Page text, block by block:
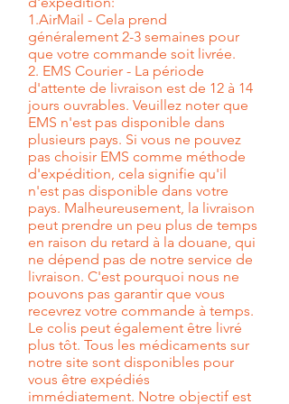
1.AirMail - Cela prend
généralement 2-3 semaines pour
que votre commande soit livrée.
2. EMS Courier - La période
d'attente de livraison est de 12 à 14
jours ouvrables. Veuillez noter que
EMS n'est pas disponible dans
plusieurs pays. Si vous ne pouvez
pas choisir EMS comme méthode
d'expédition, cela signifie qu'il
n'est pas disponible dans votre
pays. Malheureusement, la livraison
peut prendre un peu plus de temps
en raison du retard à la douane, qui
ne dépend pas de notre service de
livraison. C'est pourquoi nous ne
pouvons pas garantir que vous
recevrez votre commande à temps.
Le colis peut également être livré
plus tôt. Tous les médicaments sur
notre site sont disponibles pour
vous être expédiés
immédiatement. Notre objectif est